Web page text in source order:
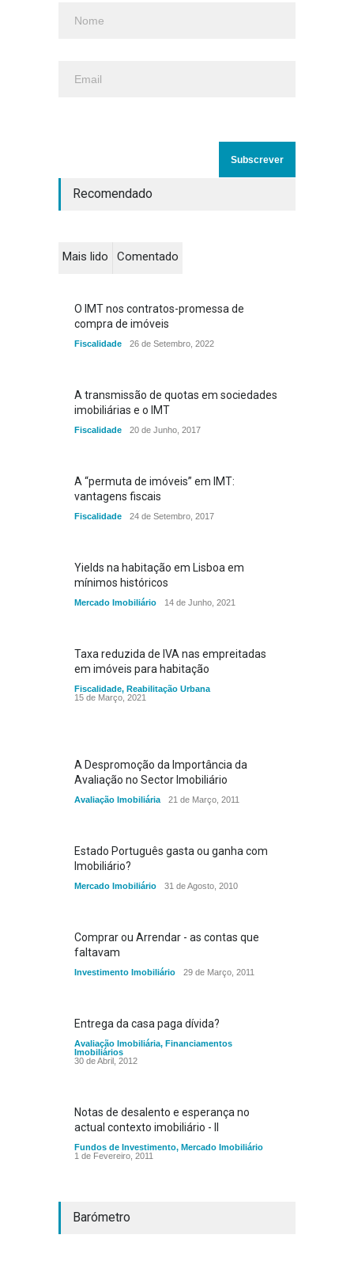
Recomendado
Mais lido Comentado
O IMT nos contratos-promessa de
compra de imóveis
Fiscalidade 26 de Setembro, 2022
A transmissão de quotas em sociedades
imobiliárias e o IMT
Fiscalidade 20 de Junho, 2017
A “permuta de imóveis” em IMT:
vantagens fiscais
Fiscalidade 24 de Setembro, 2017
Yields na habitação em Lisboa em
mínimos históricos
Mercado Imobiliário 14 de Junho, 2021
Taxa reduzida de IVA nas empreitadas
em imóveis para habitação
Fiscalidade, Reabilitação Urbana
15 de Março, 2021
A Despromoção da Importância da
Avaliação no Sector Imobiliário
Avaliação Imobiliária 21 de Março, 2011
Estado Português gasta ou ganha com
Imobiliário?
Mercado Imobiliário 31 de Agosto, 2010
Comprar ou Arrendar - as contas que
faltavam
Investimento Imobiliário 29 de Março, 2011
Entrega da casa paga dívida?
Avaliação Imobiliária, Financiamentos
Imobiliários
30 de Abril, 2012
Notas de desalento e esperança no
actual contexto imobiliário - II
Fundos de Investimento, Mercado Imobiliário
1 de Fevereiro, 2011
Barómetro